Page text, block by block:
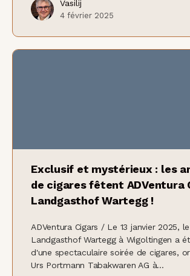
Vasilij
4 février 2025
Exclusif et mystérieux : les
de cigares fêtent ADVentura
Landgasthof Wartegg !
ADVentura Cigars / Le 13 janvier 2025, le
Landgasthof Wartegg à Wigoltingen a
d'une spectaculaire soirée de cigares,
Urs Portmann Tabakwaren AG à...